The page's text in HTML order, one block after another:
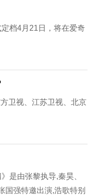
档4月21日，将在爱奇
卫视、江苏卫视、北京
是由张黎执导,秦昊、
国强特邀出演,浩歌特别